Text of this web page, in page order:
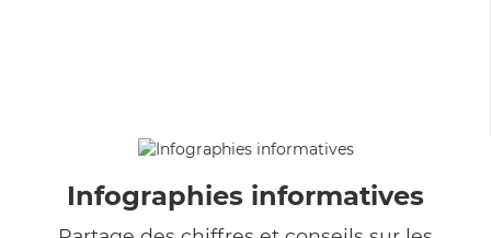
Infographies informatives